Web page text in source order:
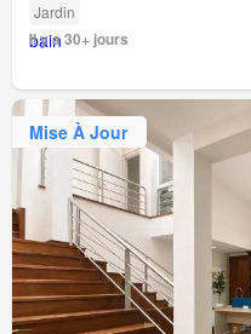
Jardin
Il y a 30+ jours
Mise À Jour